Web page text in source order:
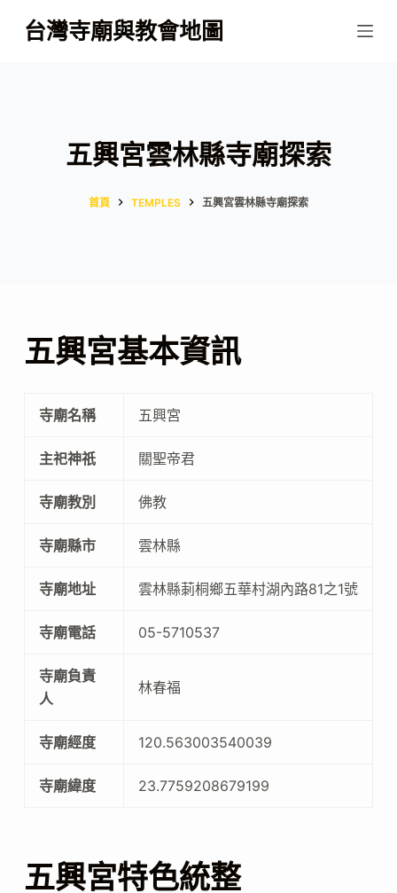
跳
至
台灣寺廟與教會地圖
五興宮雲林縣寺廟探索
首頁 TEMPLES 五興宮雲林縣寺廟探索
五興宮基本資訊
寺廟名稱 五興宮
主祀神祇 關聖帝君
寺廟教別 佛教
寺廟縣市 雲林縣
寺廟地址 雲林縣莿桐鄉五華村湖內路81之1號
寺廟電話 05-5710537
寺廟負責
人
林春福
寺廟經度 120.563003540039
寺廟緯度 23.7759208679199
五興宮特色統整